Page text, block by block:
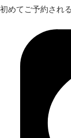
初めてご予約され